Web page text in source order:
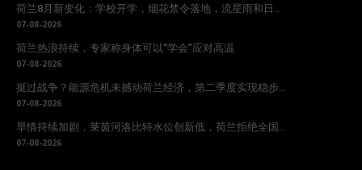
荷兰8月新变化：学校开学，烟花禁令落地，流星雨和日...
07-08-2026
荷兰热浪持续，专家称身体可以“学会”应对高温
07-08-2026
挺过战争？能源危机未撼动荷兰经济，第二季度实现稳步...
07-08-2026
旱情持续加剧，莱茵河洛比特水位创新低，荷兰拒绝全国...
07-08-2026